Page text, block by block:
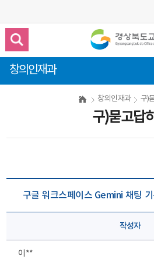
창의인재과
창의인재과 구)
구)묻고답
구글 워크스페이스 Gemini 채팅
작성자
이**